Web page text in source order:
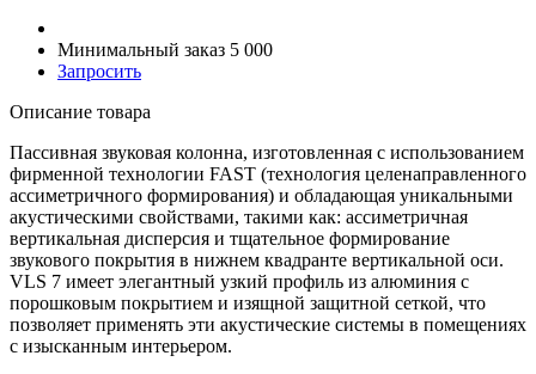
Минимальный заказ 5 000
Запросить
Описание товара
Пассивная звуковая колонна, изготовленная с использованием
фирменной технологии FAST (технология целенаправленного
ассиметричного формирования) и обладающая уникальными
акустическими свойствами, такими как: ассиметричная
вертикальная дисперсия и тщательное формирование
звукового покрытия в нижнем квадранте вертикальной оси.
VLS 7 имеет элегантный узкий профиль из алюминия с
порошковым покрытием и изящной защитной сеткой, что
позволяет применять эти акустические системы в помещениях
с изысканным интерьером.